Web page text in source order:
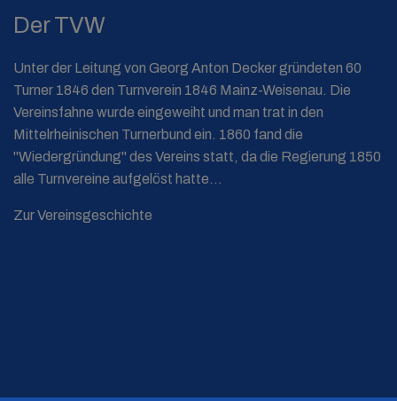
Der TVW
Unter der Leitung von Georg Anton Decker gründeten 60
Turner 1846 den Turnverein 1846 Mainz-Weisenau. Die
Vereinsfahne wurde eingeweiht und man trat in den
Mittelrheinischen Turnerbund ein. 1860 fand die
"Wiedergründung" des Vereins statt, da die Regierung 1850
alle Turnvereine aufgelöst hatte...
Zur Vereinsgeschichte